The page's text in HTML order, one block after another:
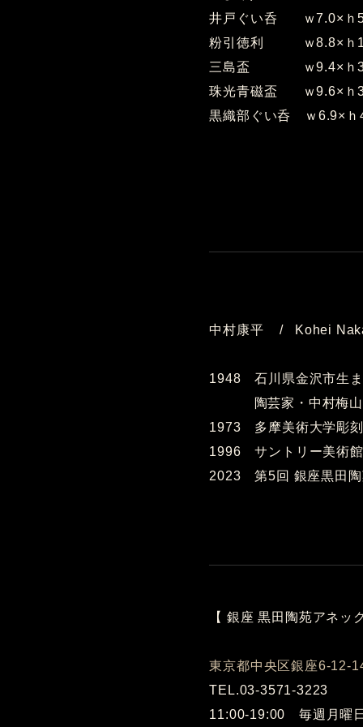
井戸ぐい呑 ｗ7.0×
粉引徳利 ｗ8.8×ｈ
三島盃 ｗ9.4×ｈ
珠光青磁盃 ｗ9.6×
黒織部ぐい呑 ｗ6.9×
中村康平 / Kohei
1948 石川県金沢市生
陶芸家・中村梅山
1973 多摩美術大学彫
1996 サントリー美術
2023 第5回 銀座黒田陶
【 銀座 黒田陶苑アネッ
東京都中央区銀座6-
TEL.03-3571-3223
11:00-19:00 毎週月曜